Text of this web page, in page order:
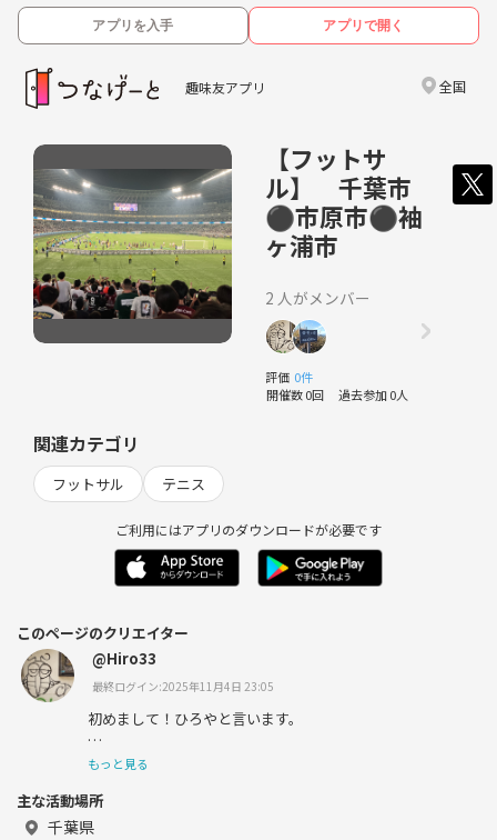
アプリを入手 アプリで開く
趣味友アプリ 全国
【フットサ
ル】 千葉市
⚫︎市原市⚫︎袖
ヶ浦市
2 人がメンバー
評価 0件
開催数 0回 過去参加 0人
関連カテゴリ
フットサル テニス
ご利用にはアプリのダウンロードが必要です
このページのクリエイター
@Hiro33
最終ログイン:2025年11月4日 23:05
初めまして！ひろやと言います。
社外人になって千葉の方にきました。
もっと見る
主な活動場所
千葉県